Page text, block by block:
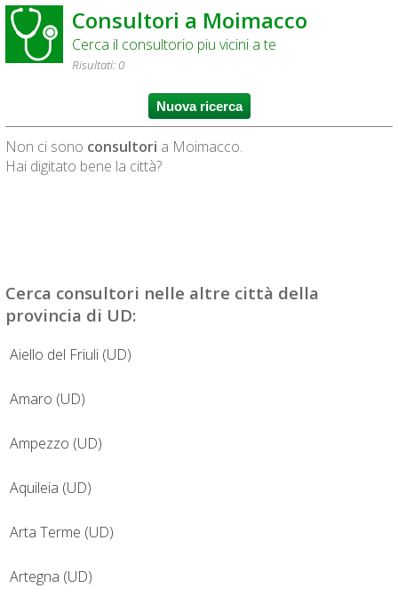
Consultori a Moimacco
Cerca il consultorio piu vicini a te
Risultati: 0
Non ci sono consultori a Moimacco.
Hai digitato bene la città?
Cerca consultori nelle altre città della
provincia di UD:
Aiello del Friuli (UD)
Amaro (UD)
Ampezzo (UD)
Aquileia (UD)
Arta Terme (UD)
Artegna (UD)